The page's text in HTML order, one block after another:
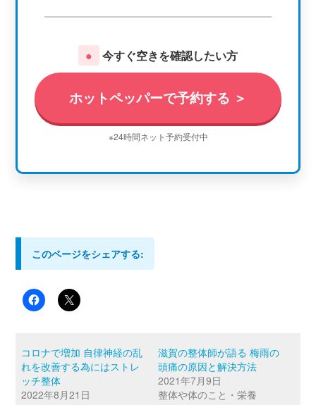
● 今すぐ空きを確認したい方
ホットペッパーで予約する ＞
※24時間ネット予約受付中
このページをシェアする:
コロナで増加 自律神経の乱
れを改善する為にはストレ
ッチ整体
2022年8月21日
滋賀の整体師が語る 梅雨の
頭痛の原因と解決方法
2021年7月9日
整体や体のこと・栄養